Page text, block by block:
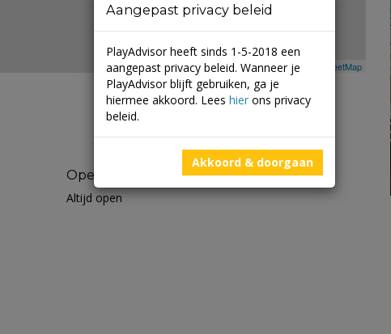
Leaflet | ©Mapbox © OpenStreetMap
Openingstijden
Altijd open
Aangepast privacy beleid
PlayAdvisor heeft sinds 1-5-2018 een
aangepast privacy beleid. Wanneer je
PlayAdvisor blijft gebruiken, ga je
hiermee akkoord. Lees hier ons privacy
beleid.
Akkoord & doorgaan